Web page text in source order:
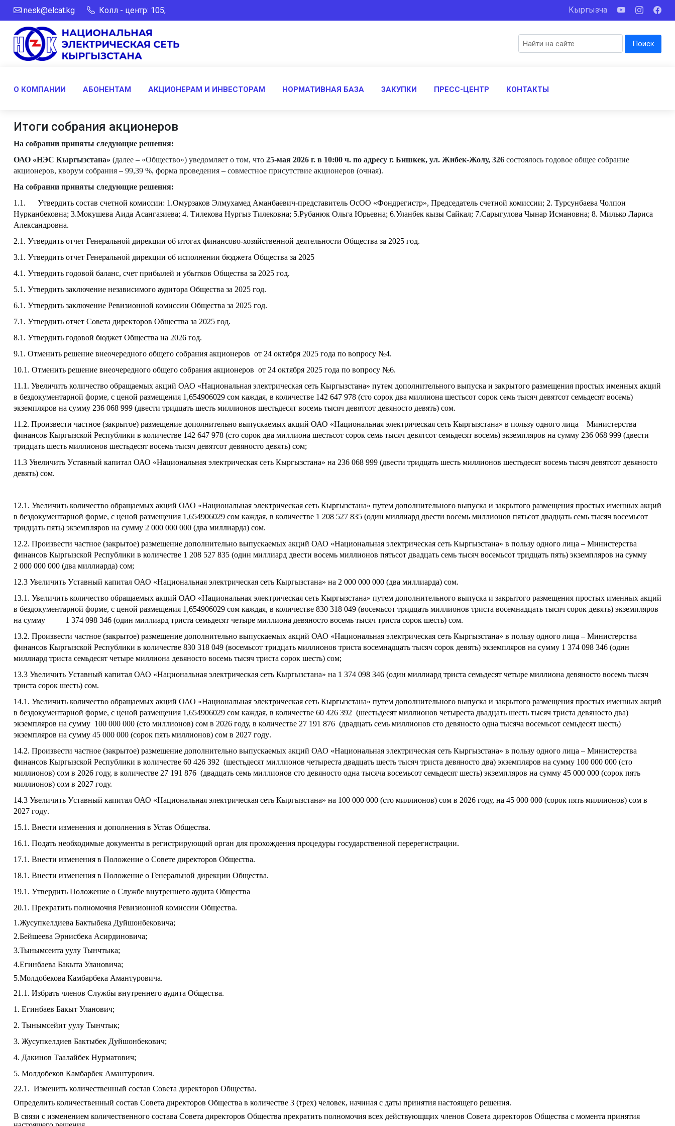
nesk@elcat.kg Колл - центр: 105; Кыргызча
Поиск
О КОМПАНИИ АБОНЕНТАМ АКЦИОНЕРАМ И ИНВЕСТОРАМ НОРМАТИВНАЯ БАЗА ЗАКУПКИ ПРЕСС-ЦЕНТР КОНТАКТЫ
Итоги собрания акционеров
На собрании приняты следующие решения:
ОАО «НЭС Кыргызстана» (далее – «Общество») уведомляет о том, что 25-мая 2026 г. в 10:00 ч. по адресу г. Бишкек, ул. Жибек-Жолу, 326 состоялось годовое общее собрание
акционеров, кворум собрания – 99,39 %, форма проведения – совместное присутствие акционеров (очная).
На собрании приняты следующие решения:
1.1.
Утвердить состав счетной комиссии: 1.Омурзаков Элмухамед Аманбаевич-представитель ОсОО «Фондрегистр», Председатель счетной комиссии; 2. Турсунбаева Чолпон
Нурканбековна; 3.Мокушева Аида Асангазиева; 4. Тилекова Нургыз Тилековна; 5.Рубанюк Ольга Юрьевна; 6.Уланбек кызы Сайкал; 7.Сарыгулова Чынар Исмановна; 8. Милько Лариса
Александровна.
2.1. Утвердить отчет Генеральной дирекции об итогах финансово-хозяйственной деятельности Общества за 2025 год.
3.1. Утвердить отчет Генеральной дирекции об исполнении бюджета Общества за 2025
4.1. Утвердить годовой баланс, счет прибылей и убытков Общества за 2025 год.
5.1. Утвердить заключение независимого аудитора Общества за 2025 год.
6.1. Утвердить заключение Ревизионной комиссии Общества за 2025 год.
7.1. Утвердить отчет Совета директоров Общества за 2025 год.
8.1. Утвердить годовой бюджет Общества на 2026 год.
9.1. Отменить решение внеочередного общего собрания акционеров от 24 октября 2025 года по вопросу №4.
10.1. Отменить решение внеочередного общего собрания акционеров от 24 октября 2025 года по вопросу №6.
11.1. Увеличить количество обращаемых акций ОАО «Национальная электрическая сеть Кыргызстана» путем дополнительного выпуска и закрытого размещения простых именных акций
в бездокументарной форме, с ценой размещения 1,654906029 сом каждая, в количестве 142 647 978 (сто сорок два миллиона шестьсот сорок семь тысяч девятсот семьдесят восемь)
экземпляров на сумму 236 068 999 (двести тридцать шесть миллионов шестьдесят восемь тысяч девятсот девяносто девять) сом.
11 .2. Произвести частное (закрытое) размещение дополнительно выпускаемых акций ОАО «Национальная электрическая сеть Кыргызстана» в пользу одного лица – Министерства
финансов Кыргызской Республики в количестве 142 647 978 (сто сорок два миллиона шестьсот сорок семь тысяч девятсот семьдесят восемь) экземпляров на сумму 236 068 999 (двести
тридцать шесть миллионов шестьдесят восемь тысяч девятсот девяносто девять) сом;
11 .3 Увеличить Уставный капитал ОАО «Национальная электрическая сеть Кыргызстана» на 236 068 999 (двести тридцать шесть миллионов шестьдесят восемь тысяч девятсот девяносто
девять) сом.
12.1. Увеличить количество обращаемых акций ОАО «Национальная электрическая сеть Кыргызстана» путем дополнительного выпуска и закрытого размещения простых именных акций
в бездокументарной форме, с ценой размещения 1,654906029 сом каждая, в количестве 1 208 527 835 (один миллиард двести восемь миллионов пятьсот двадцать семь тысяч восемьсот
тридцать пять) экземпляров на сумму 2 000 000 000 (два миллиарда) сом.
12.2. Произвести частное (закрытое) размещение дополнительно выпускаемых акций ОАО «Национальная электрическая сеть Кыргызстана» в пользу одного лица – Министерства
финансов Кыргызской Республики в количестве 1 208 527 835 (один миллиард двести восемь миллионов пятьсот двадцать семь тысяч восемьсот тридцать пять) экземпляров на сумму
2 000 000 000 (два миллиарда) сом;
12.3 Увеличить Уставный капитал ОАО «Национальная электрическая сеть Кыргызстана» на 2 000 000 000 (два миллиарда) сом.
13.1. Увеличить количество обращаемых акций ОАО «Национальная электрическая сеть Кыргызстана» путем дополнительного выпуска и закрытого размещения простых именных акций
в бездокументарной форме, с ценой размещения 1,654906029 сом каждая, в количестве 830 318 049 (восемьсот тридцать миллионов триста восемнадцать тысяч сорок девять) экземпляров
на сумму
1 374 098 346 (один миллиард триста семьдесят четыре миллиона девяносто восемь тысяч триста сорок шесть) сом.
13.2. Произвести частное (закрытое) размещение дополнительно выпускаемых акций ОАО «Национальная электрическая сеть Кыргызстана» в пользу одного лица – Министерства
финансов Кыргызской Республики в количестве 830 318 049 (восемьсот тридцать миллионов триста восемнадцать тысяч сорок девять) экземпляров на сумму 1 374 098 346 (один
миллиард триста семьдесят четыре миллиона девяносто восемь тысяч триста сорок шесть) сом;
13.3 Увеличить Уставный капитал ОАО «Национальная электрическая сеть Кыргызстана» на 1 374 098 346 (один миллиард триста семьдесят четыре миллиона девяносто восемь тысяч
триста сорок шесть) сом.
14.1. Увеличить количество обращаемых акций ОАО «Национальная электрическая сеть Кыргызстана» путем дополнительного выпуска и закрытого размещения простых именных акций
в бездокументарной форме, с ценой размещения 1,654906029 сом каждая, в количестве 60 426 392 (шестьдесят миллионов четыреста двадцать шесть тысяч триста девяносто два)
экземпляров на сумму 100 000 000 (сто миллионов) сом в 2026 году, в количестве 27 191 876 (двадцать семь миллионов сто девяносто одна тысяча восемьсот семьдесят шесть)
экземпляров на сумму 45 000 000 (сорок пять миллионов) сом в 2027 году.
14.2. Произвести частное (закрытое) размещение дополнительно выпускаемых акций ОАО «Национальная электрическая сеть Кыргызстана» в пользу одного лица – Министерства
финансов Кыргызской Республики в количестве 60 426 392 (шестьдесят миллионов четыреста двадцать шесть тысяч триста девяносто два) экземпляров на сумму 100 000 000 (сто
миллионов) сом в 2026 году, в количестве 27 191 876 (двадцать семь миллионов сто девяносто одна тысяча восемьсот семьдесят шесть) экземпляров на сумму 45 000 000 (сорок пять
миллионов) сом в 2027 году.
14.3 Увеличить Уставный капитал ОАО «Национальная электрическая сеть Кыргызстана» на 100 000 000 (сто миллионов) сом в 2026 году, на 45 000 000 (сорок пять миллионов) сом в
2027 году.
15.1. Внести изменения и дополнения в Устав Общества.
16.1. Подать необходимые документы в регистрирующий орган для прохождения процедуры государственной перерегистрации.
17.1. Внести изменения в Положение о Совете директоров Общества.
18.1. Внести изменения в Положение о Генеральной дирекции Общества.
19.1. Утвердить Положение о Службе внутреннего аудита Общества
20.1. Прекратить полномочия Ревизионной комиссии Общества.
1.Жусупкелдиева Бактыбека Дуйшонбековича;
2.Бейшеева Эрнисбека Асирдиновича;
3.Тынымсеита уулу Тынчтыка;
4.Егинбаева Бакыта Улановича;
5.Молдобекова Камбарбека Амантуровича.
21.1. Избрать членов Службы внутреннего аудита Общества.
1. Егинбаев Бакыт Уланович;
2. Тынымсейит уулу Тынчтык;
3. Жусупкелдиев Бактыбек Дуйшонбекович;
4. Дакинов Таалайбек Нурматович;
5. Молдобеков Камбарбек Амантурович.
22.1. Изменить количественный состав Совета директоров Общества.
Определить количественный состав Совета директоров Общества в количестве 3 (трех) человек, начиная с даты принятия настоящего решения.
В связи с изменением количественного состава Совета директоров Общества прекратить полномочия всех действующщих членов Совета директоров Общества с момента принятия